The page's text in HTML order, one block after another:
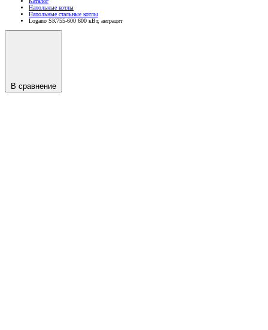
Напольные котлы
Напольные стальные котлы
Logano SK755-600 600 кВт, антрацит
В сравнение